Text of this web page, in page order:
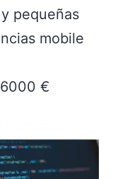
pequeñas
mobile
€